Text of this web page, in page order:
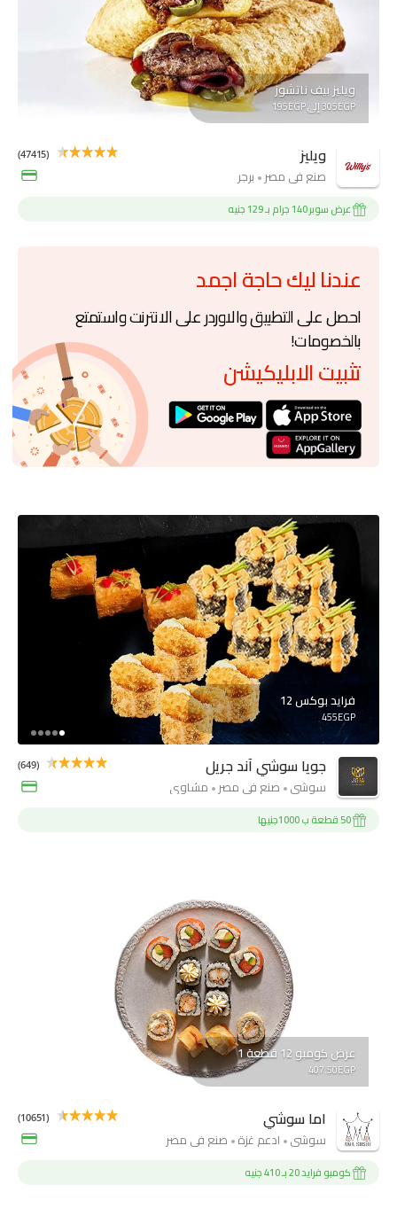
ويليز بيف ناتشوز
305EGP إلى 195EGP
(47415) ويليز
صنع فى مصر برجر
عرض سوبر 140 جرام بـ 129 جنيه
عندنا ليك حاجة اجمد
احصل على التطبيق والاوردر على الانترنت واستمتع
بالخصومات!
تثبيت الابليكيشن
فرايد بوكس 12
455EGP
(649) جويا سوشي آند جريل
سوشي صنع فى مصر مشاوي
50 قطعة ب 1000جنيها
عرض كومبو 12 قطعة 1
407.50EGP
(10651) اما سوشي
سوشي ادعم غزة صنع فى مصر
كومبو فرايد 20 بـ 410 جنيه